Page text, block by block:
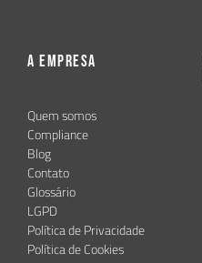
A Empresa
Quem somos
Compliance
Blog
Contato
Glossário
LGPD
Política de Privacidade
Política de Cookies